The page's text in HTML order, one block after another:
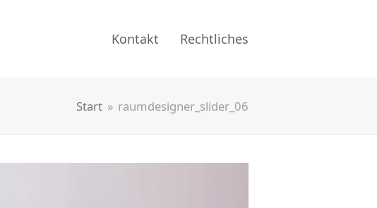
Kontakt Rechtliches
Start » raumdesigner_slider_06